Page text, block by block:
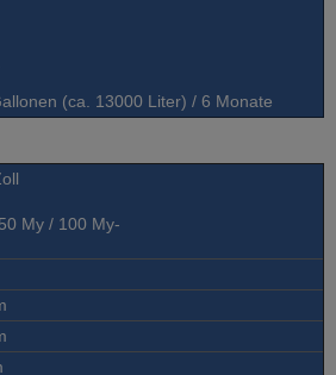
(ca. 13000 Liter) / 6 Monate
My / 100 My-